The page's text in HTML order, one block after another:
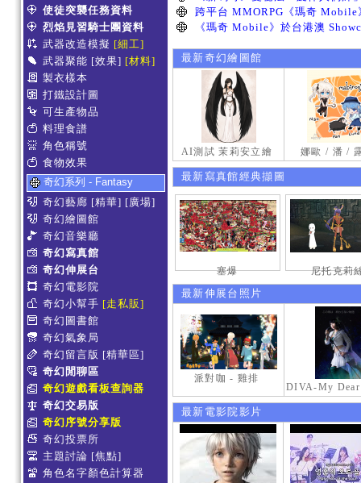
使徒突襲任務資料
烈焰見習騎士團資料
武器改造模擬 [細工]
武器聚能 [效果] [材料]
製衣樣本
打鐵設計圖
可生產物品
料理食譜
角色稱號
食物效果
奇幻系列 - Fantasy
奇幻藝廊 [精華] [廣場]
奇幻繪圖館
奇幻音樂廳
奇幻寫真館
奇幻伸展台
奇幻電影院
奇幻小幫手 [走私販]
奇幻圖書館
奇幻氣象局
奇幻留言版 [精華區]
奇幻閒聊區
奇幻遊戲看板查詢器
奇幻交易版
奇幻序號分享版
奇幻投票所
主題討論 [焦點]
角色名字顏色計算器
最新奇幻繪圖館
AI測試 茉莉安立繪 娜歐 / 潘 /
最新寫真館經典擷圖
塞爆 尼托克莉
最新伸展台照片
派對咖 - 雞排
最新電影院影片